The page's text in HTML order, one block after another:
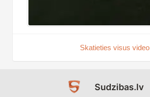
Skatieties visus video
Sudzibas.lv